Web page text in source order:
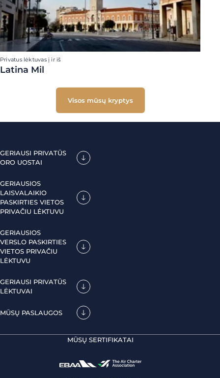
Privatus lėktuvas į ir iš
Latina Mil
Visos mūsų kryptys
GERIAUSI PRIVATŪS
ORO UOSTAI
GERIAUSIOS
LAISVALAIKIO
PASKIRTIES VIETOS
PRIVAČIU LĖKTUVU
GERIAUSIOS
VERSLO PASKIRTIES
VIETOS PRIVAČIU
LĖKTUVU
GERIAUSI PRIVATŪS
LĖKTUVAI
MŪSŲ PASLAUGOS
MŪSŲ SERTIFIKATAI